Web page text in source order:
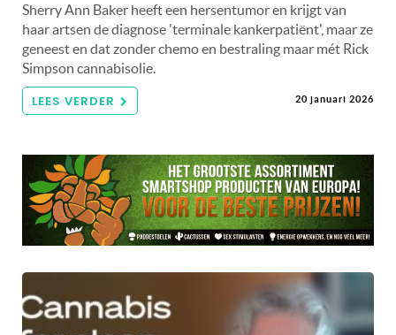
Sherry Ann Baker heeft een hersentumor en krijgt van
haar artsen de diagnose 'terminale kankerpatiënt', maar ze
geneest en dat zonder chemo en bestraling maar mét Rick
Simpson cannabisolie.
LEES VERDER 20 januari 2026